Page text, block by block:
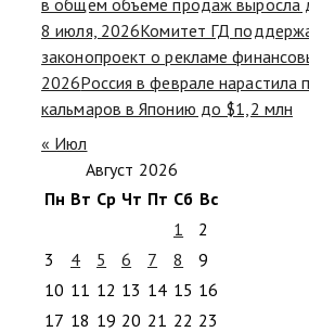
8 июля, 2026Комитет ГД
законопроект о рекламе
2026Россия в феврале нарастила
кальмаров в Японию до $1,2 млн
« Июл
Август 2026
Пн Вт Ср Чт Пт Сб Вс
1
2
3
4 5 6 7 8
9
10 11 12 13 14 15 16
17 18 19 20 21 22 23